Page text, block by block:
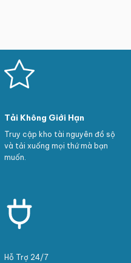
Tải Không Giới Hạn
Truy cập kho tài nguyên đồ sộ
và tải xuống mọi thứ mà bạn
muốn.
Hỗ Trợ 24/7